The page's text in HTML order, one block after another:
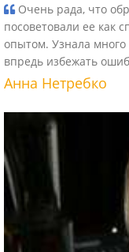
Очень рада, что
посоветовали ее как
опытом. Узнала много
впредь избежать
Анна Нетребко